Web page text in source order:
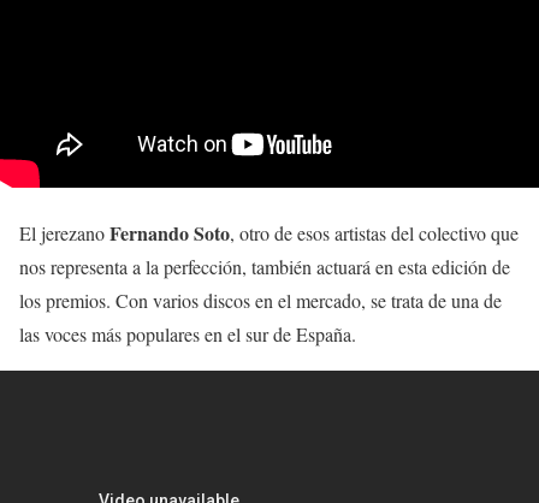
El jerezanoFernando Soto, otro de esos artistas del colectivo que
nos representa a la perfección, también actuará en esta edición de
los premios. Con varios discos en el mercado, se trata de una de
las voces más populares en el sur de España.